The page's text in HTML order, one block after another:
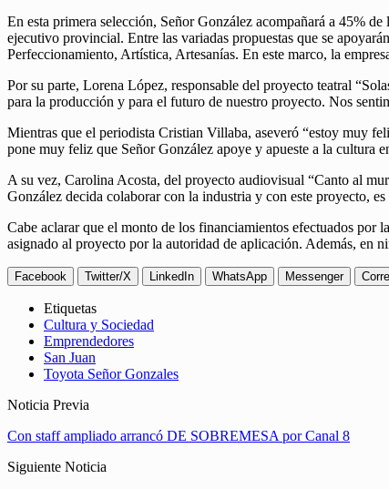
En esta primera selección, Señor González acompañará a 45%
ejecutivo provincial. Entre las variadas propuestas que se
Perfeccionamiento, Artística, Artesanías. En este marco, la
Por su parte, Lorena López, responsable del proyecto teatral
para la producción y para el futuro de nuestro proyecto. Nos
Mientras que el periodista Cristian Villaba, aseveró “estoy muy
pone muy feliz que Señor González apoye y apueste a la cultura
A su vez, Carolina Acosta, del proyecto audiovisual “Canto al
González decida colaborar con la industria y con este proyecto,
Cabe aclarar que el monto de los financiamientos efectuados por
asignado al proyecto por la autoridad de aplicación. Además, en
Facebook Twitter/X LinkedIn WhatsApp Messenger
Etiquetas
Cultura y Sociedad
Emprendedores
San Juan
Toyota Señor Gonzales
Noticia Previa
Con staff ampliado arrancó DE SOBREMESA por Canal 8
Siguiente Noticia